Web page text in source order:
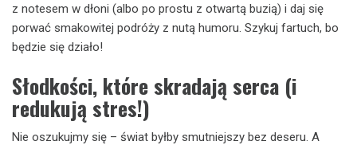
z notesem w dłoni (albo po prostu z otwartą buzią) i daj się
porwać smakowitej podróży z nutą humoru. Szykuj fartuch, bo
będzie się działo!
Słodkości, które skradają serca (i
redukują stres!)
Nie oszukujmy się – świat byłby smutniejszy bez deseru. A